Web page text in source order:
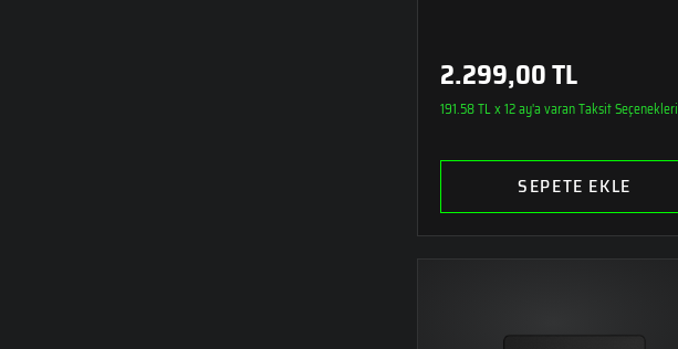
2.299,00 TL
191.58 TL x 12 ay'a varan Taksit Seçenekleri
SEPETE EKLE